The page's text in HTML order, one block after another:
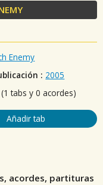
Enemy
: 2005
tabs y 0 acordes)
Añadir tab
acordes, partituras